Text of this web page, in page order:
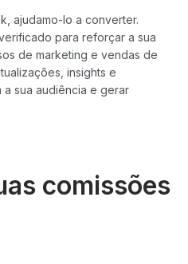
ajudamo-lo a converter.
para reforçar a sua
de marketing e vendas de
insights e
sua audiência e gerar
comissões